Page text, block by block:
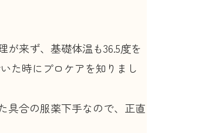
来ず、基礎体温も36.5度を
た時にプロケアを知りまし
具合の服薬下手なので、正直